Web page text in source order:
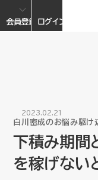
会員登録 ログイン
2023.02.21
白川密成のお悩み駆け
下積み期間
を稼げない